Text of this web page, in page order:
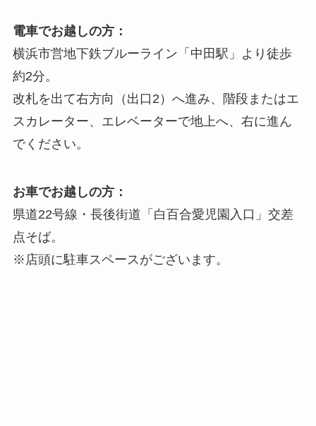
電車でお越しの方：
横浜市営地下鉄ブルーライン「中田駅」より徒歩
約2分。
改札を出て右方向（出口2）へ進み、階段またはエ
スカレーター、エレベーターで地上へ、右に進ん
でください。
お車でお越しの方：
県道22号線・長後街道「白百合愛児園入口」交差
点そば。
※店頭に駐車スペースがございます。